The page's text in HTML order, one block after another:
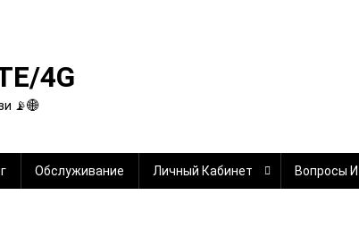
4G
📡🌐
Обслуживание Личный Кабинет Вопросы